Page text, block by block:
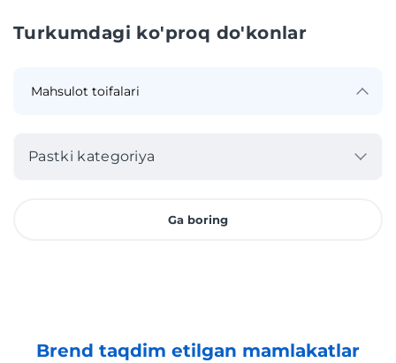
Turkumdagi ko'proq do'konlar
Pastki kategoriya
Ga boring
Brend taqdim etilgan mamlakatlar